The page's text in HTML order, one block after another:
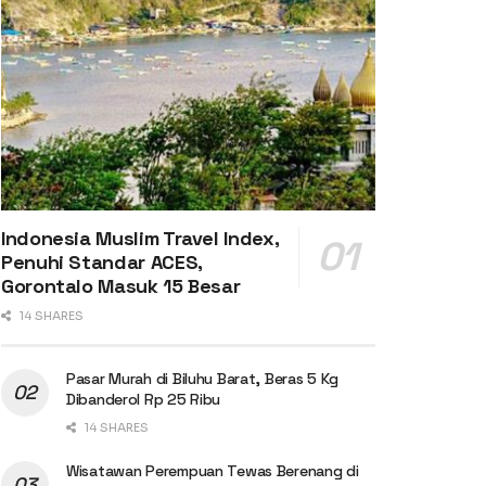
Indonesia Muslim Travel Index,
Penuhi Standar ACES,
Gorontalo Masuk 15 Besar
14 SHARES
Pasar Murah di Biluhu Barat, Beras 5 Kg
Dibanderol Rp 25 Ribu
14 SHARES
Wisatawan Perempuan Tewas Berenang di